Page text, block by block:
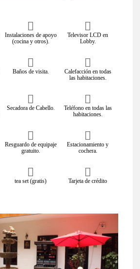
Instalaciones de apoyo
(cocina y otros).
Televisor LCD en
Lobby.
Baños de visita.
Calefacción en todas
las habitaciones.
Secadora de Cabello.
Teléfono en todas las
habitaciones.
Resguardo de equipaje
gratuito.
Estacionamiento y
cochera.
tea set (gratis) Tarjeta de crédito